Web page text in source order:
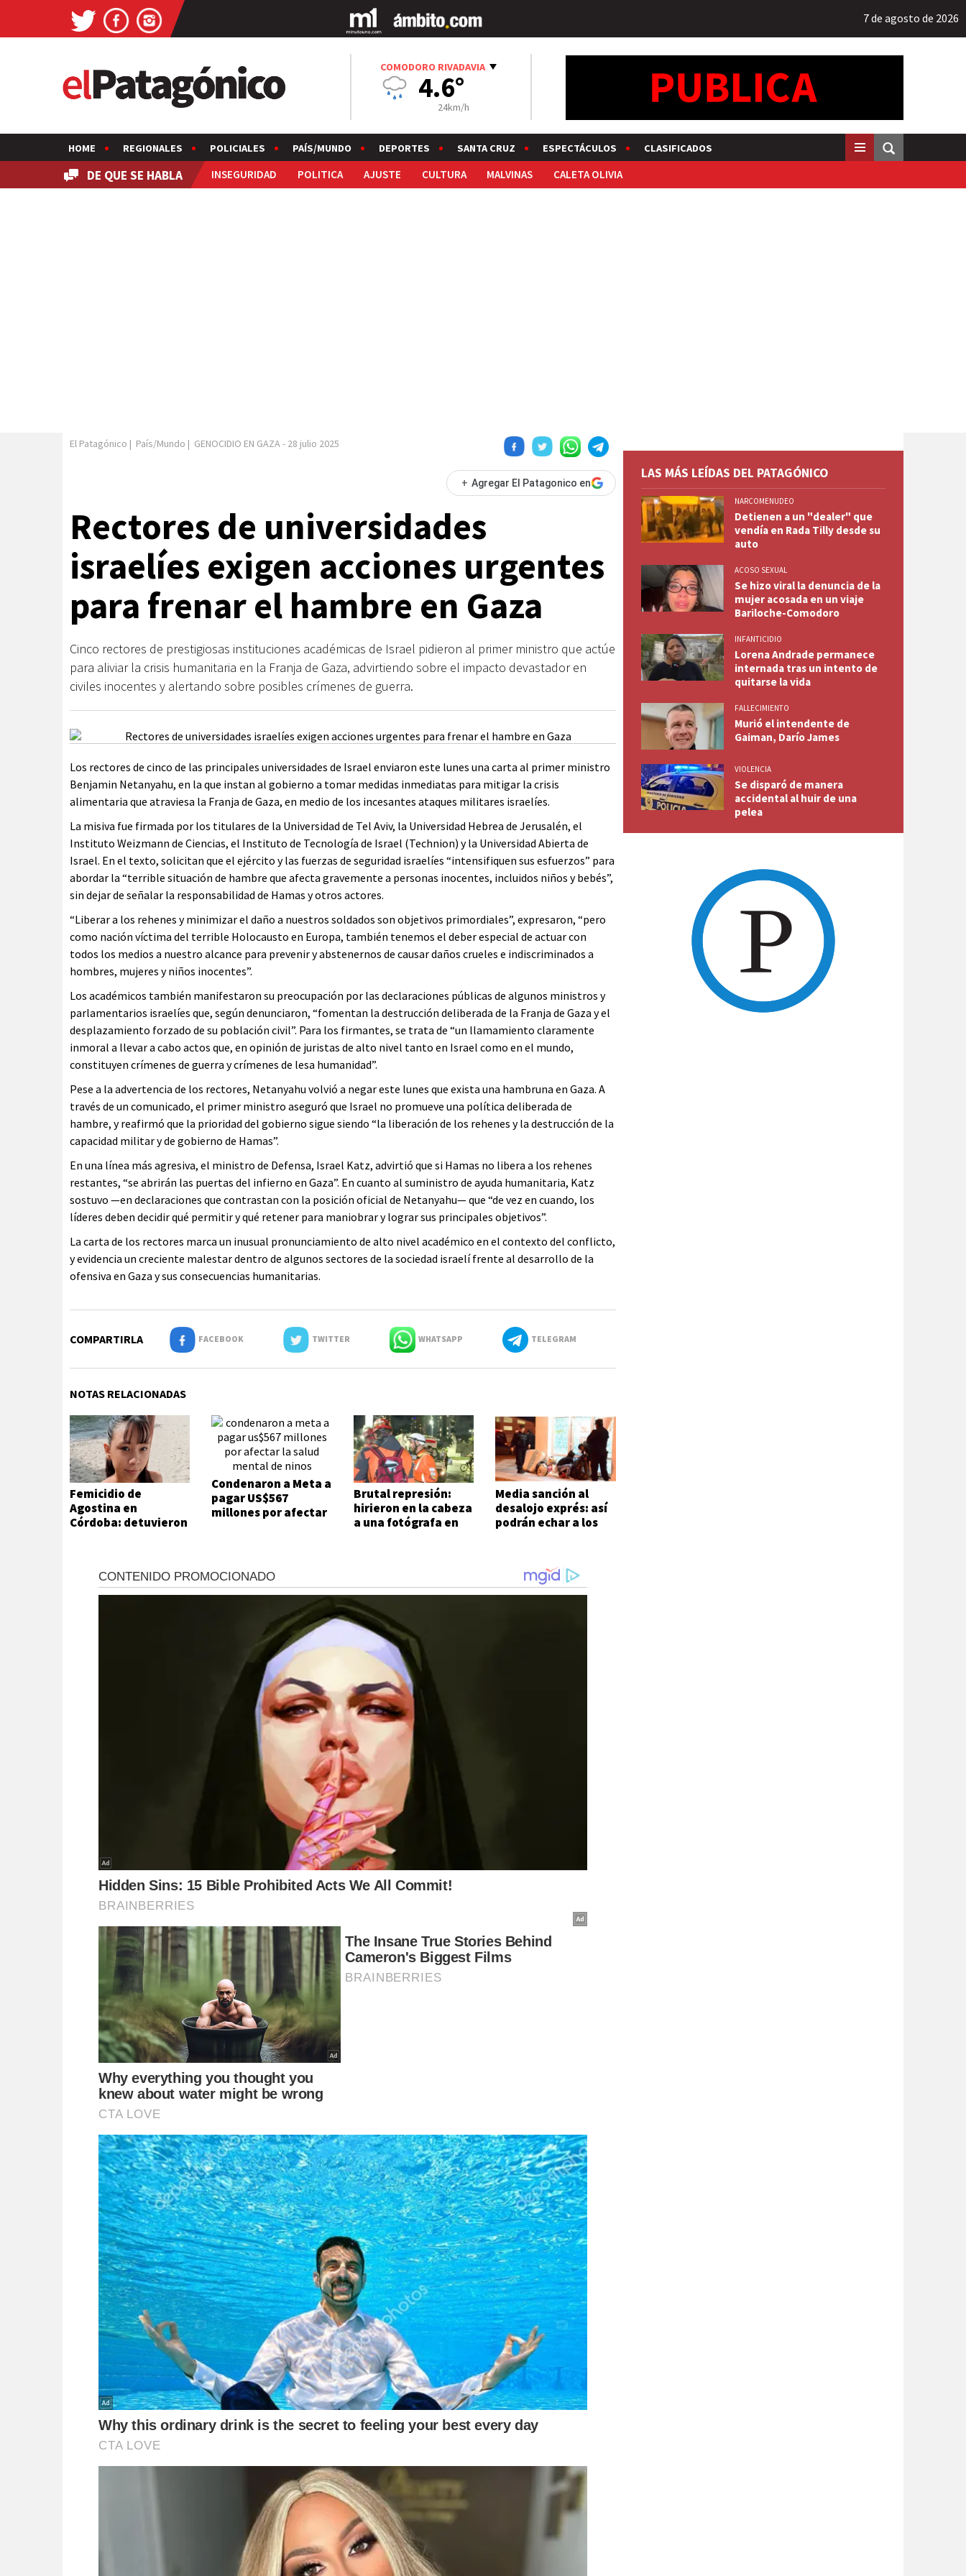
7 de agosto de 2026
COMODORO RIVADAVIA
4.6°
24km/h
HOME REGIONALES POLICIALES PAÍS/MUNDO DEPORTES SANTA CRUZ ESPECTÁCULOS CLASIFICADOS
DE QUE SE HABLA INSEGURIDAD POLITICA AJUSTE CULTURA MALVINAS CALETA OLIVIA
El Patagónico | País/Mundo | GENOCIDIO EN GAZA- 28 julio 2025
+ Agregar El Patagonico en
Rectores de universidades
israelíes exigen acciones urgentes
para frenar el hambre en Gaza
Cinco rectores de prestigiosas instituciones académicas de Israel pidieron al primer ministro que actúe
para aliviar la crisis humanitaria en la Franja de Gaza, advirtiendo sobre el impacto devastador en
civiles inocentes y alertando sobre posibles crímenes de guerra.
Los rectores de cinco de las principales universidades de Israel enviaron este lunes una carta al primer ministro
Benjamin Netanyahu, en la que instan al gobierno a tomar medidas inmediatas para mitigar la crisis
alimentaria que atraviesa la Franja de Gaza, en medio de los incesantes ataques militares israelíes.
La misiva fue firmada por los titulares de la Universidad de Tel Aviv, la Universidad Hebrea de Jerusalén, el
Instituto Weizmann de Ciencias, el Instituto de Tecnología de Israel (Technion) y la Universidad Abierta de
Israel. En el texto, solicitan que el ejército y las fuerzas de seguridad israelíes “intensifiquen sus esfuerzos” para
abordar la “terrible situación de hambre que afecta gravemente a personas inocentes, incluidos niños y bebés”,
sin dejar de señalar la responsabilidad de Hamas y otros actores.
“Liberar a los rehenes y minimizar el daño a nuestros soldados son objetivos primordiales”, expresaron, “pero
como nación víctima del terrible Holocausto en Europa, también tenemos el deber especial de actuar con
todos los medios a nuestro alcance para prevenir y abstenernos de causar daños crueles e indiscriminados a
hombres, mujeres y niños inocentes”.
Los académicos también manifestaron su preocupación por las declaraciones públicas de algunos ministros y
parlamentarios israelíes que, según denunciaron, “fomentan la destrucción deliberada de la Franja de Gaza y el
desplazamiento forzado de su población civil”. Para los firmantes, se trata de “un llamamiento claramente
inmoral a llevar a cabo actos que, en opinión de juristas de alto nivel tanto en Israel como en el mundo,
constituyen crímenes de guerra y crímenes de lesa humanidad”.
Pese a la advertencia de los rectores, Netanyahu volvió a negar este lunes que exista una hambruna en Gaza. A
través de un comunicado, el primer ministro aseguró que Israel no promueve una política deliberada de
hambre, y reafirmó que la prioridad del gobierno sigue siendo “la liberación de los rehenes y la destrucción de la
capacidad militar y de gobierno de Hamas”.
En una línea más agresiva, el ministro de Defensa, Israel Katz, advirtió que si Hamas no libera a los rehenes
restantes, “se abrirán las puertas del infierno en Gaza”. En cuanto al suministro de ayuda humanitaria, Katz
sostuvo —en declaraciones que contrastan con la posición oficial de Netanyahu— que “de vez en cuando, los
líderes deben decidir qué permitir y qué retener para maniobrar y lograr sus principales objetivos”.
La carta de los rectores marca un inusual pronunciamiento de alto nivel académico en el contexto del conflicto,
y evidencia un creciente malestar dentro de algunos sectores de la sociedad israelí frente al desarrollo de la
ofensiva en Gaza y sus consecuencias humanitarias.
COMPARTIRLA FACEBOOK TWITTER WHATSAPP TELEGRAM
NOTAS RELACIONADAS
Femicidio de
Agostina en
Córdoba: detuvieron
Condenaron a Meta a
pagar US$567
millones por afectar
Brutal represión:
hirieron en la cabeza
a una fotógrafa en
Media sanción al
desalojo exprés: así
podrán echar a los
LAS MÁS LEÍDAS DEL PATAGÓNICO
NARCOMENUDEO
Detienen a un "dealer" que
vendía en Rada Tilly desde su
auto
ACOSO SEXUAL
Se hizo viral la denuncia de la
mujer acosada en un viaje
Bariloche-Comodoro
INFANTICIDIO
Lorena Andrade permanece
internada tras un intento de
quitarse la vida
FALLECIMIENTO
Murió el intendente de
Gaiman, Darío James
VIOLENCIA
Se disparó de manera
accidental al huir de una
pelea